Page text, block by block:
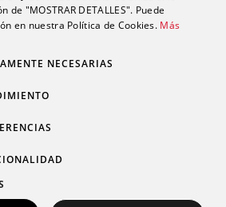
English
Español
2026. Futurs Health. v 4.0.
de "MOSTRAR DETALLES". Puede
en nuestra Política de Cookies. Más
NECESARIAS